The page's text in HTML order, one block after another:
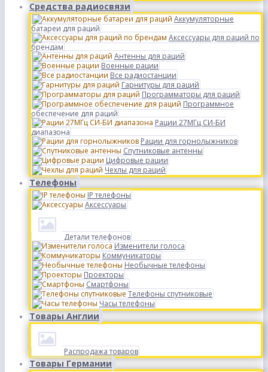
Средства радиосвязи
Аккумуляторные
батареи для раций
Аксессуары для раций по
брендам
Антенны для раций
Военные рации
Все радиостанции
Гарнитуры для раций
Программаторы для раций
Программное
обеспечение для раций
Рации 27МГц СИ-БИ
диапазона
Рации для горнолыжников
Спутниковые антенны
Цифровые рации
Чехлы для раций
Телефоны
IP телефоны
Аксессуары
Детали телефонов
Изменители голоса
Коммуникаторы
Необычные телефоны
Проекторы
Смартфоны
Телефоны спутниковые
Часы телефоны
Товары Англии
Распродажа товаров
Товары Германии